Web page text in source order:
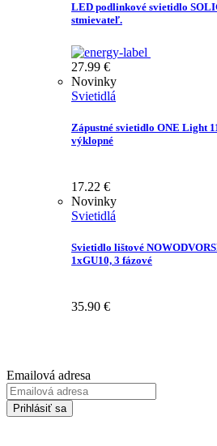
LED podlinkové svietidlo
stmievateľ.
27.99 €
Novinky
Svietidlá
Zápustné svietidlo ONE Light
výklopné
17.22 €
Novinky
Svietidlá
Svietidlo lištové
1xGU10, 3 fázové
35.90 €
Emailová adresa
Prihlásiť sa